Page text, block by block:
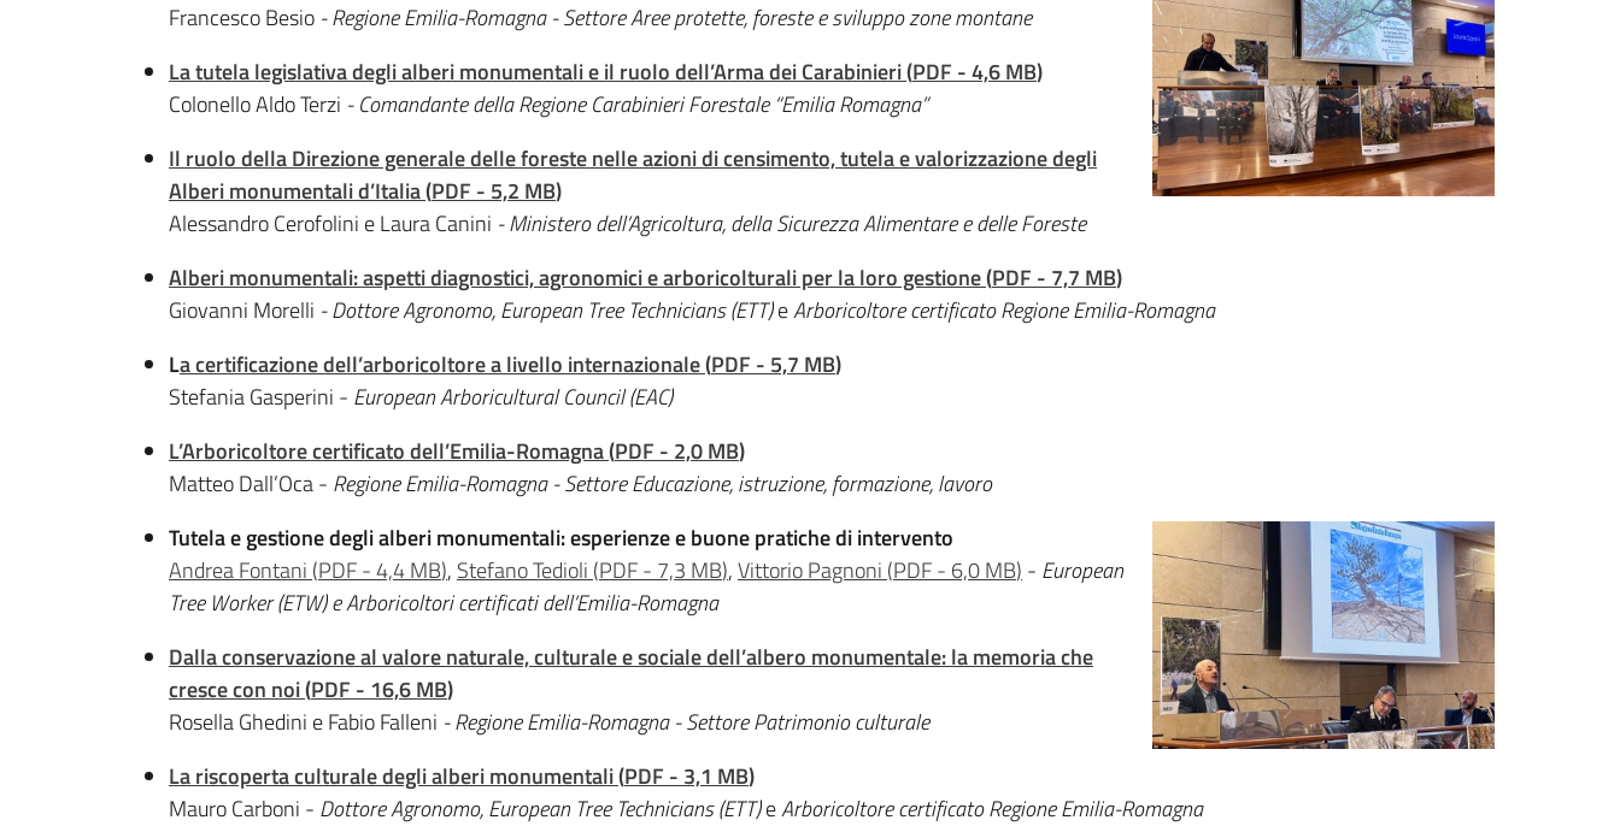
Francesco Besio - Regione Emilia-Romagna - Settore Aree protette, foreste e sviluppo zone montane
La tutela legislativa degli alberi monumentali e il ruolo dell’Arma dei Carabinieri(PDF -4,6 MB)
Colonello Aldo Terzi - Comandante della Regione Carabinieri Forestale “Emilia Romagna”
Il ruolo della Direzione generale delle foreste nelle azioni di censimento, tutela e valorizzazione degli
Alberi monumentali d’Italia(PDF - 5,2 MB)
Alessandro Cerofolini e Laura Canini - Ministero dell’Agricoltura, della Sicurezza Alimentare e delle Foreste
Alberi monumentali: aspetti diagnostici, agronomici e arboricolturali per la loro gestione(PDF - 7,7 MB)
Giovanni Morelli - Dottore Agronomo, European Tree Technicians (ETT)eArboricoltore certificato Regione Emilia-Romagna
La certificazione dell’arboricoltore a livello internazionale(PDF - 5,7 MB)
Stefania Gasperini - European Arboricultural Council (EAC)
L’Arboricoltore certificato dell’Emilia-Romagna(PDF - 2,0 MB)
Matteo Dall’Oca - Regione Emilia-Romagna -Settore Educazione, istruzione, formazione, lavoro
Tutela e gestione degli alberi monumentali: esperienze e buone pratiche di intervento
Andrea Fontani (PDF-4,4 MB), Stefano Tedioli (PDF- 7,3 MB),Vittorio Pagnoni (PDF- 6,0 MB) - European
Tree Worker (ETW) e Arboricoltori certificati dell’Emilia-Romagna
Dalla conservazione al valore naturale, culturale e sociale dell’albero monumentale: la memoria che
cresce con noi(PDF - 16,6 MB)
Rosella Ghedini e Fabio Falleni - Regione Emilia-Romagna - Settore Patrimonio culturale
La riscoperta culturale degli alberi monumentali(PDF - 3,1 MB)
Mauro Carboni - Dottore Agronomo, European Tree Technicians (ETT)eArboricoltore certificato Regione Emilia-Romagna